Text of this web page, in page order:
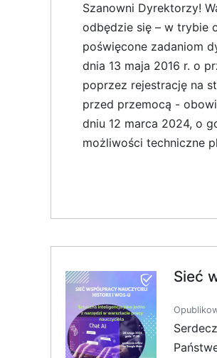
Szanowni Dyrektorzy!
odbędzie się – w trybie
poświęcone zadaniom
dnia 13 maja 2016 r. o
poprzez rejestrację na
przed przemocą -
dniu 12 marca 2024, o
możliwości techniczne
Sieć